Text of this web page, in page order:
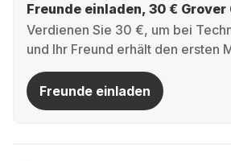
Freunde einladen, 30 € Grover
Verdienen Sie 30 €, um bei
und Ihr Freund erhält den ersten
Freunde einladen